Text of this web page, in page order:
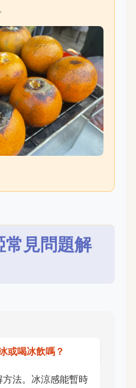
見問題解
或喝冰飲嗎？
法。冰涼感能暫時